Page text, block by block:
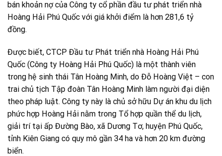
bán khoản nợ của Công ty cổ phần đầu tư phát triển nhà
Hoàng Hải Phú Quốc với giá khởi điểm là hơn 281,6 tỷ
đồng.
Được biết, CTCP Đầu tư Phát triển nhà Hoàng Hải Phú
Quốc (Công ty Hoàng Hải Phú Quốc) là một thành viên
trong hệ sinh thái Tân Hoàng Minh, do Đỗ Hoàng Việt – con
trai chủ tịch Tập đoàn Tân Hoàng Minh làm người đại diện
theo pháp luật. Công ty này là chủ sở hữu Dự án khu du lịch
phức hợp Hoàng Hải nằm trong Tổ hợp quần thể du lịch,
giải trí tại ấp Đường Bào, xã Dương Tơ, huyện Phú Quốc,
tỉnh Kiên Giang có quy mô gần 34 ha và hơn 20 km đường
biển.